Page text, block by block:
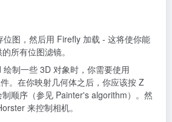
位图，然后用 Firefly 加载 - 这将使你能
所有位图滤镜。
绘制一些 3D 对象时，你需要使用
。在你映射几何体之后，你应该按 Z
顺序（参见 Painter's algorithm）。然
来控制相机。